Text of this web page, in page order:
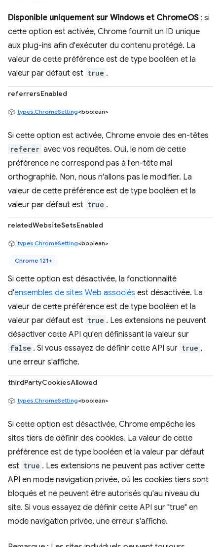
Disponible uniquement sur Windows et ChromeOS: si
cette option est activée, Chrome fournit un ID unique
aux plug-ins afin d'exécuter du contenu protégé. La
valeur de cette préférence est de type booléen et la
valeur par défaut est true .
referrersEnabled
types.ChromeSetting<boolean>
Si cette option est activée, Chrome envoie des en-têtes
referer avec vos requêtes. Oui, le nom de cette
préférence ne correspond pas à l'en-tête mal
orthographié. Non, nous n'allons pas le modifier. La
valeur de cette préférence est de type booléen et la
valeur par défaut est true .
relatedWebsiteSetsEnabled
types.ChromeSetting<boolean>
Chrome 121+
Si cette option est désactivée, la fonctionnalité
d'ensembles de sites Web associés est désactivée. La
valeur de cette préférence est de type booléen et la
valeur par défaut est true . Les extensions ne peuvent
désactiver cette API qu'en définissant la valeur sur
false . Si vous essayez de définir cette API sur true ,
une erreur s'affiche.
thirdPartyCookiesAllowed
types.ChromeSetting<boolean>
Si cette option est désactivée, Chrome empêche les
sites tiers de définir des cookies. La valeur de cette
préférence est de type booléen et la valeur par défaut
est true . Les extensions ne peuvent pas activer cette
API en mode navigation privée, où les cookies tiers sont
bloqués et ne peuvent être autorisés qu'au niveau du
site. Si vous essayez de définir cette API sur "true" en
mode navigation privée, une erreur s'affiche.